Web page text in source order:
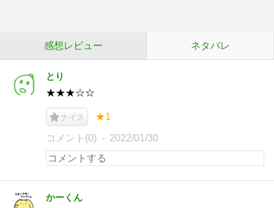
感想レビュー ネタバレ
とり
★★★☆☆
ナイス ★1
コメント(0) 2022/01/30
かーくん